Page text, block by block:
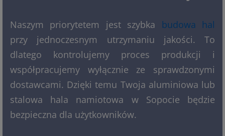
Naszym priorytetem jest szybka budowa hal
przy jednoczesnym utrzymaniu jakości. To
dlatego kontrolujemy proces produkcji i
współpracujemy wyłącznie ze sprawdzonymi
dostawcami. Dzięki temu Twoja aluminiowa lub
stalowa hala namiotowa w Sopocie będzie
bezpieczna dla użytkowników.